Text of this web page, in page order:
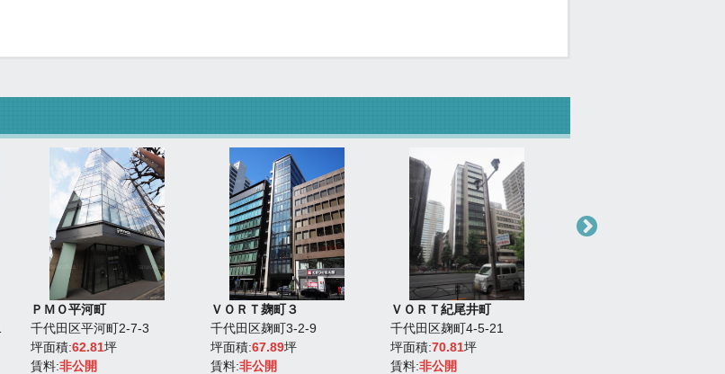
ＰＭＯ平河町
千代田区平河町2-7-3
坪面積:62.81坪
賃料:非公開
ＶＯＲＴ麹町３
千代田区麹町3-2-9
坪面積:67.89坪
賃料:非公開
ＶＯＲＴ紀尾井町
千代田区麹町4-5-21
坪面積:70.81坪
賃料:非公開